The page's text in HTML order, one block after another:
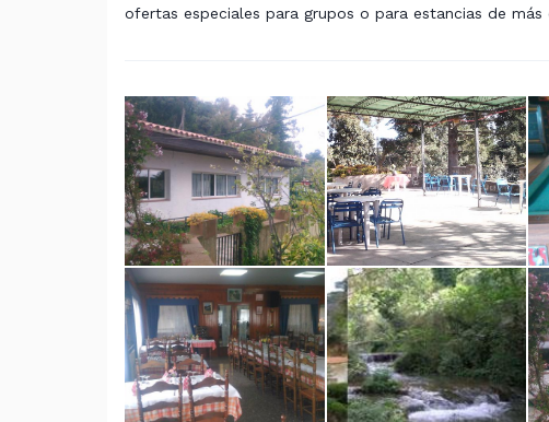
ofertas especiales para grupos o para estancias de más